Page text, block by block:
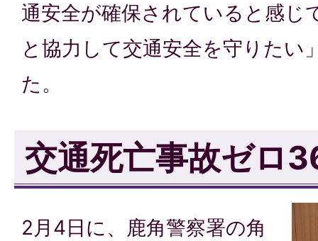
通安全が確保されていると感じ
と協力して交通安全を守りたい
た。
交通死亡事故ゼロ
2月4日に、鹿角警察署の角